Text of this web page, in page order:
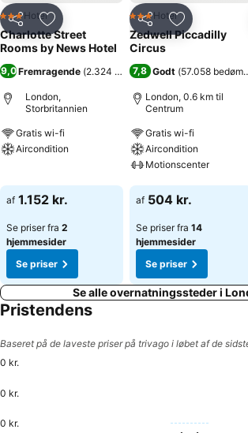
Del Føj til favoritter
3 Stjerner
Hotel
Charlotte Street
Rooms by News Hotel
9,0Fremragende (2.324 bedømmelser)
London,
Storbritannien
Gratis wi-fi
Aircondition
af 1.152 kr.
Se priser fra 2
hjemmesider
Se priser
Del Føj til
3 Stjerner
Hotel
Zedwell Piccadilly
Circus
7,8 Godt (57.058
London, 0.6 km til
Centrum
Gratis wi-fi
Aircondition
Motionscenter
Se priser
af 504 kr.
Se priser fra 14
hjemmesider
Se priser
Se alle overnatningssteder i
Pristendens
Baseret på de laveste priser på trivago i løbet af de
0 kr.
0 kr.
0 kr.